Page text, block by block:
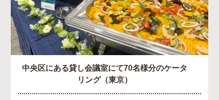
中央区にある貸し会議室にて70名様分のケータ
リング（東京）